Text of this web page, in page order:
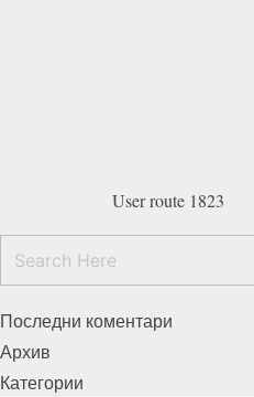
User route 1823
Последни коментари
Архив
Категории